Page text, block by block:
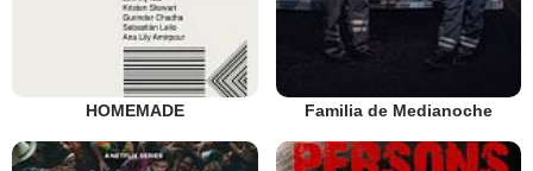
HOMEMADE Familia de Medianoche